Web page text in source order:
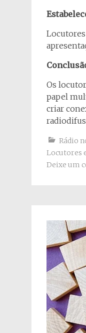
Os
papel
criar
Rádio
Locutores
Deixe um